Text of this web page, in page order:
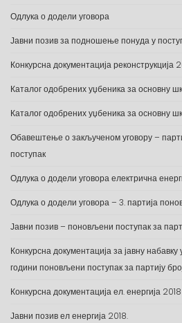
Одлука о додели уговора
Јавни позив за подношење понуда у
Конкурсна документација реконструкција
Каталог одобрених уџбеника за основну
Каталог одобрених уџбеника за основну
Обавештење о закљученом уговору –
поступак
Одлука о додели уговора електрична
Одлука о додели уговора – 3. партија
Јавни позив – поновљени поступак за
Конкурсна документација за јавну
години поновљени поступак за партију
Конкурсна документација ел. енергија 2018
Јавни позив ел енергија 2018.